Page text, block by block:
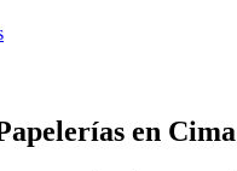
en